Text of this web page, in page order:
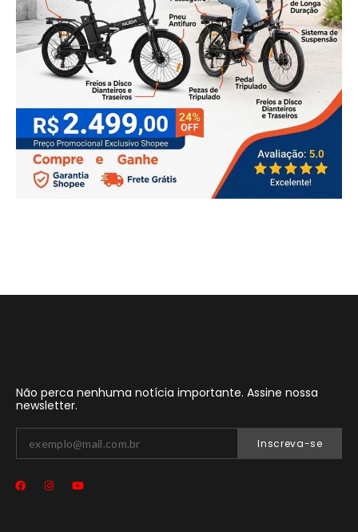
Não perca nenhuma notícia importante. Assine nossa
newsletter.
Inscreva-se